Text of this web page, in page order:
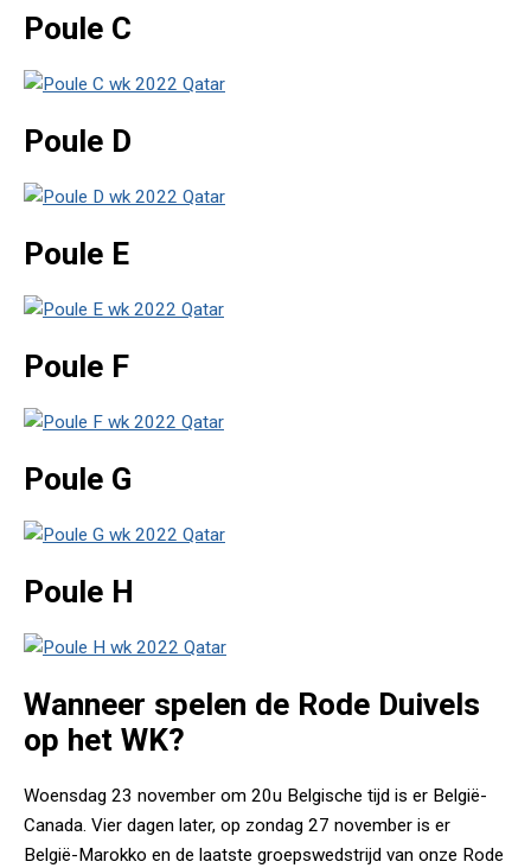
Poule C
Poule D
Poule E
Poule F
Poule G
Poule H
Wanneer spelen de Rode Duivels
op het WK?
Woensdag 23 november om 20u Belgische tijd is er België-
Canada. Vier dagen later, op zondag 27 november is er
België-Marokko en de laatste groepswedstrijd van onze Rode